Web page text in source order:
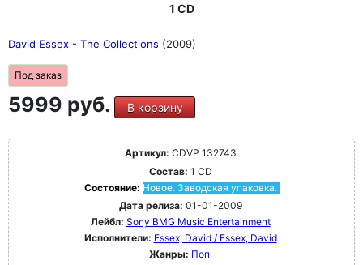
1 CD
David Essex - The Collections (2009)
Под заказ
5999 руб. В корзину
Артикул: CDVP 132743
Состав: 1 CD
Состояние: Новое. Заводская упаковка.
Дата релиза: 01-01-2009
Лейбл: Sony BMG Music Entertainment
Исполнители: Essex, David / Essex, David
Жанры: Поп